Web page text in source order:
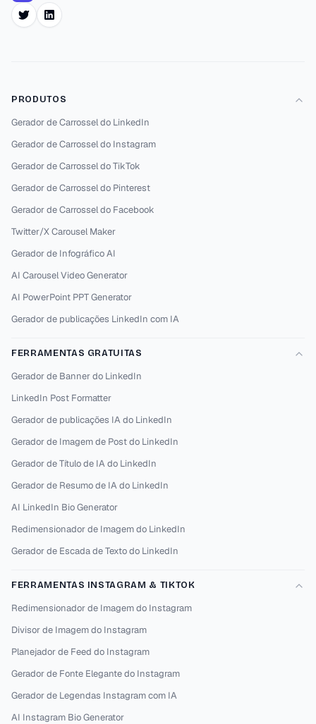
TwitterLinkedIn
PRODUTOS
Gerador de Carrossel do LinkedIn
Gerador de Carrossel do Instagram
Gerador de Carrossel do TikTok
Gerador de Carrossel do Pinterest
Gerador de Carrossel do Facebook
Twitter/X Carousel Maker
Gerador de Infográfico AI
AI Carousel Video Generator
AI PowerPoint PPT Generator
Gerador de publicações LinkedIn com IA
FERRAMENTAS GRATUITAS
Gerador de Banner do LinkedIn
LinkedIn Post Formatter
Gerador de publicações IA do LinkedIn
Gerador de Imagem de Post do LinkedIn
Gerador de Título de IA do LinkedIn
Gerador de Resumo de IA do LinkedIn
AI LinkedIn Bio Generator
Redimensionador de Imagem do LinkedIn
Gerador de Escada de Texto do LinkedIn
FERRAMENTAS INSTAGRAM & TIKTOK
Redimensionador de Imagem do Instagram
Divisor de Imagem do Instagram
Planejador de Feed do Instagram
Gerador de Fonte Elegante do Instagram
Gerador de Legendas Instagram com IA
AI Instagram Bio Generator